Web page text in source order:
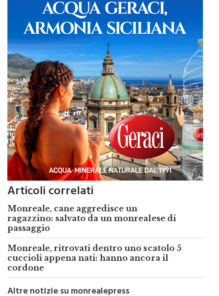
Articoli correlati
Monreale, cane aggredisce un
ragazzino: salvato da un monrealese di
passaggio
Monreale, ritrovati dentro uno scatolo 5
cuccioli appena nati: hanno ancora il
cordone